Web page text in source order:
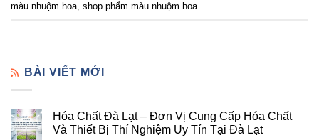
màu nhuộm hoa, shop phẩm màu nhuộm hoa
BÀI VIẾT MỚI
Hóa Chất Đà Lạt – Đơn Vị Cung Cấp Hóa Chất
Và Thiết Bị Thí Nghiệm Uy Tín Tại Đà Lạt